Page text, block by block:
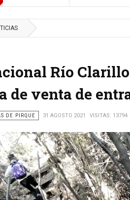
Río
de venta de
DE PIRQUE 31 AGOSTO 2021 VISITAS: 13794